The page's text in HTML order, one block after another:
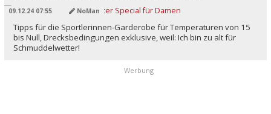
09.12.24 07:55 NoMan
Tipps für die Sportlerinnen-Garderobe für Temperaturen von 15
bis Null, Drecksbedingungen exklusive, weil: Ich bin zu alt für
Schmuddelwetter!
Werbung